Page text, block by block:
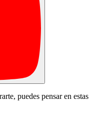
puedes pensar en estas